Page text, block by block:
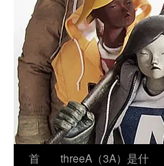
首
threeA（3A）是什